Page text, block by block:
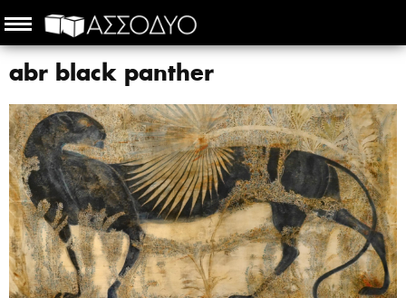
abr black panther